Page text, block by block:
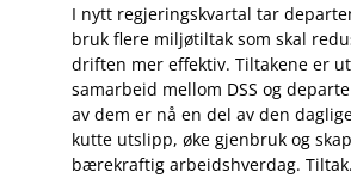
I nytt regjeringskvartal tar
bruk flere miljøtiltak som skal
driften mer effektiv. Tiltakene er
samarbeid mellom DSS og
av dem er nå en del av den
kutte utslipp, øke gjenbruk og
bærekraftig arbeidshverdag.